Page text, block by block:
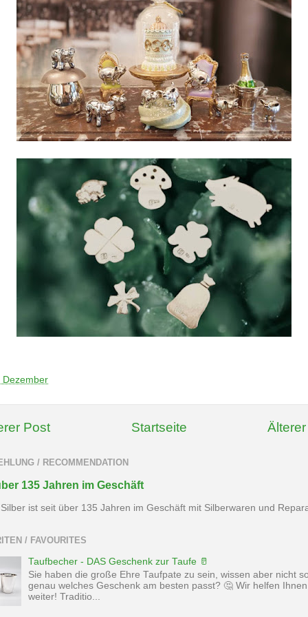
Dezember
Post Startseite
/ RECOMMENDATION
135 Jahren im Geschäft
ist seit über 135 Jahren im Geschäft mit Silberwaren und
/ FAVOURITES
Taufbecher - DAS Geschenk zur Taufe 🥛
Sie haben die große Ehre Taufpate zu sein, wissen aber nicht
genau welches Geschenk am besten passt? 🤔 Wir helfen Ihnen
weiter! Traditio...